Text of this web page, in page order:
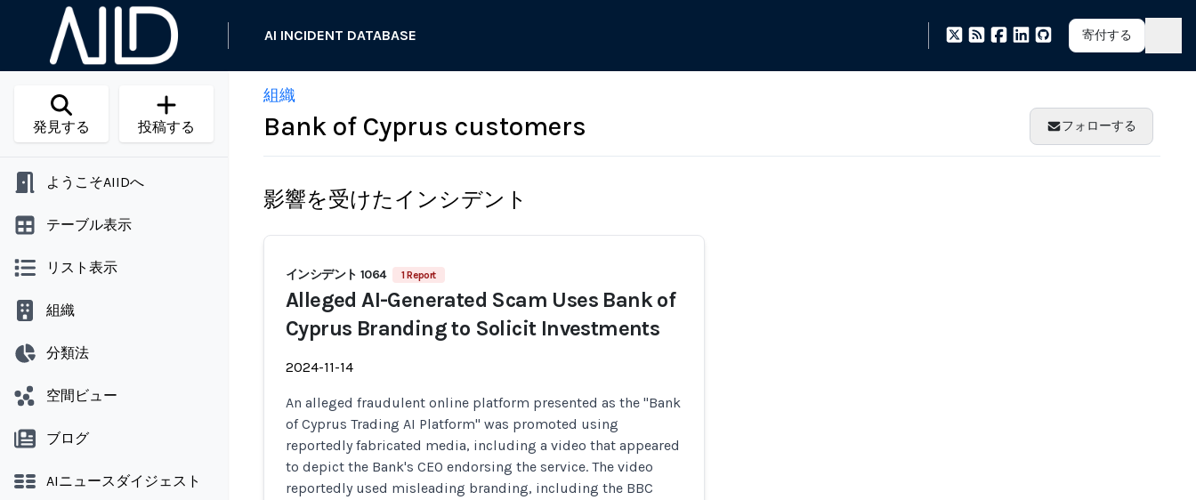
AI INCIDENT DATABASE 寄付する
発見する 投稿する
ようこそAIIDへ
テーブル表示
リスト表示
組織
分類法
空間ビュー
ブログ
AIニュースダイジェスト
組織
Bank of Cyprus customers フォローする
影響を受けたインシデント
インシデント 1064 1 Report
Alleged AI-Generated Scam Uses Bank of
Cyprus Branding to Solicit Investments
2024-11-14
An alleged fraudulent online platform presented as the "Bank
of Cyprus Trading AI Platform" was promoted using
reportedly fabricated media, including a video that appeared
to depict the Bank's CEO endorsing the service. The video
reportedly used misleading branding, including the BBC